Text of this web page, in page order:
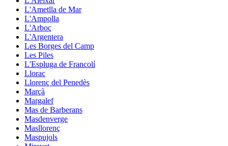
L'Ametlla de Mar
L'Ampolla
L'Arboç
L'Argentera
Les Borges del Camp
Les Piles
L'Espluga de Francolí
Llorac
Llorenç del Penedès
Marçà
Margalef
Mas de Barberans
Masdenverge
Masllorenç
Maspujols